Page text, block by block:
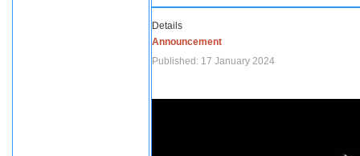
Details
Announcement
Published: 17 January 2024